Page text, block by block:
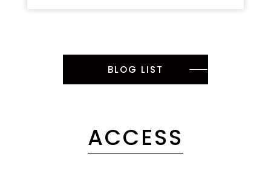
BLOG LIST
ACCESS